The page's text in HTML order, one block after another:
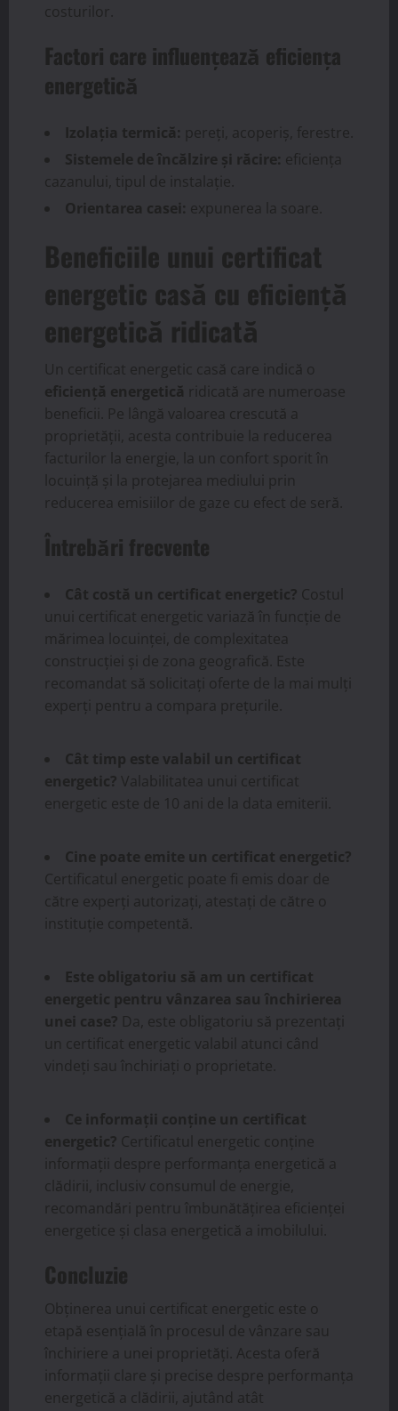
costurilor.
Factori care influențează eficiența
energetică
Izolația termică: pereți, acoperiș, ferestre.
Sistemele de încălzire și răcire: eficiența
cazanului, tipul de instalație.
Orientarea casei: expunerea la soare.
Beneficiile unui certificat
energetic casă cu eficiență
energetică ridicată
Un certificat energetic casă care indică o
eficiență energetică ridicată are numeroase
beneficii. Pe lângă valoarea crescută a
proprietății, acesta contribuie la reducerea
facturilor la energie, la un confort sporit în
locuință și la protejarea mediului prin
reducerea emisiilor de gaze cu efect de seră.
Întrebări frecvente
Cât costă un certificat energetic? Costul
unui certificat energetic variază în funcție de
mărimea locuinței, de complexitatea
construcției și de zona geografică. Este
recomandat să solicitați oferte de la mai mulți
experți pentru a compara prețurile.
Cât timp este valabil un certificat
energetic? Valabilitatea unui certificat
energetic este de 10 ani de la data emiterii.
Cine poate emite un certificat energetic?
Certificatul energetic poate fi emis doar de
către experți autorizați, atestați de către o
instituție competentă.
Este obligatoriu să am un certificat
energetic pentru vânzarea sau închirierea
unei case? Da, este obligatoriu să prezentați
un certificat energetic valabil atunci când
vindeți sau închiriați o proprietate.
Ce informații conține un certificat
energetic? Certificatul energetic conține
informații despre performanța energetică a
clădirii, inclusiv consumul de energie,
recomandări pentru îmbunătățirea eficienței
energetice și clasa energetică a imobilului.
Concluzie
Obținerea unui certificat energetic este o
etapă esențială în procesul de vânzare sau
închiriere a unei proprietăți. Acesta oferă
informații clare și precise despre performanța
energetică a clădirii, ajutând atât